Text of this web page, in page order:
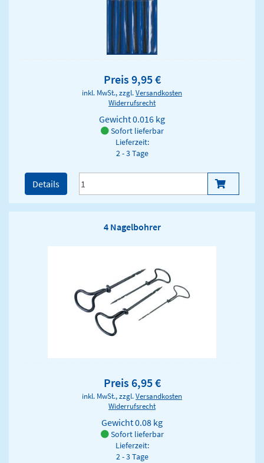
Preis 9,95 €
inkl. MwSt., zzgl.Versandkosten
Widerrufsrecht
Gewicht0.016 kg
Sofort lieferbar
Lieferzeit:
2 - 3 Tage
Details
4 Nagelbohrer
Preis 6,95 €
inkl. MwSt., zzgl.Versandkosten
Widerrufsrecht
Gewicht0.08 kg
Sofort lieferbar
Lieferzeit:
2 - 3 Tage